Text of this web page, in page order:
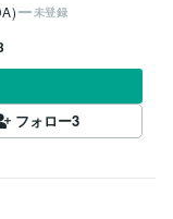
未登録
フォロー3